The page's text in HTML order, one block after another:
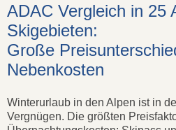
ADAC Vergleich in 25
Skigebieten:
Große
Nebenkosten
Winterurlaub in den Alpen ist in
Vergnügen. Die größten